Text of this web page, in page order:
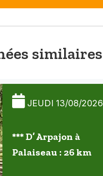
similaires
JEUDI 13/08/2026
*** D’ Arpajon à
Palaiseau : 26 km